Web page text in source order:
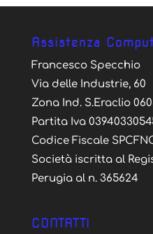
Assistenza
Francesco Specchio
Via delle Industrie, 60
Zona Ind. S.Eraclio
Partita Iva
Codice Fiscale
Società iscritta al
Perugia al n. 365624
CONTATTI